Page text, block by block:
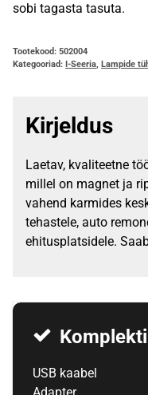
sobi tagasta tasuta.
Tootekood: 502004
Kategooriad: I-Seeria, Lampide
Kirjeldus
Laetav, kvaliteetne
millel on magnet ja
vahend karmides
tehastele, auto
ehitusplatsidele.
USB kaabel